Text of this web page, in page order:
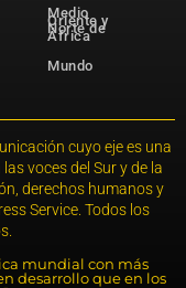
Medio
Oriente y
Norte de
África
Mundo
cuyo eje es una
voces del Sur y de la
derechos humanos y
Service. Todos los
mundial con más
desarrollo que en los